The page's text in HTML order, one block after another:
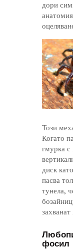
дори
Този
Когато
гмурка с
диск
пасва
тунела,
захванат
фосил